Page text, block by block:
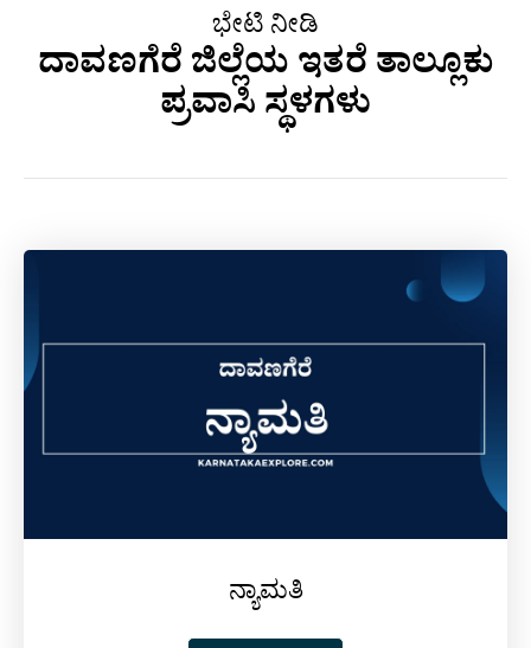
ಭೇಟಿ ನೀಡಿ
ದಾವಣಗೆರೆ ಜಿಲ್ಲೆಯ ಇತರೆ ತಾಲ್ಲೂಕು
ಪ್ರವಾಸಿ ಸ್ಥಳಗಳು
ನ್ಯಾಮತಿ